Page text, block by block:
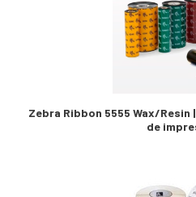
Zebra Ribbon 5555 Wax/
de